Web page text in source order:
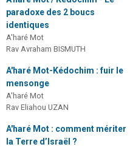
paradoxe des 2 boucs
identiques
A'haré Mot
Rav Avraham BISMUTH
A'haré Mot-Kédochim : fuir le
mensonge
A'haré Mot
Rav Eliahou UZAN
A'haré Mot : comment mériter
la Terre d’Israël ?